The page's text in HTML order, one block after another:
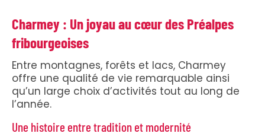
Charmey : Un joyau au cœur des Préalpes
fribourgeoises
Entre montagnes, forêts et lacs, Charmey
offre une qualité de vie remarquable ainsi
qu’un large choix d’activités tout au long de
l’année.
Une histoire entre tradition et modernité